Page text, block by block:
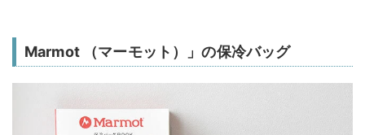
Marmot （マーモット）」の保冷バッグ